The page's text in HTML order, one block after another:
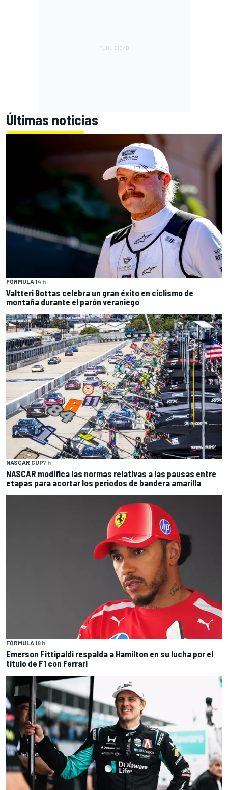
Últimas noticias
FÓRMULA 14 h
Valtteri Bottas celebra un gran éxito en ciclismo de
montaña durante el parón veraniego
NASCAR CUP7 h
NASCAR modifica las normas relativas a las pausas entre
etapas para acortar los periodos de bandera amarilla
FÓRMULA 18 h
Emerson Fittipaldi respalda a Hamilton en su lucha por el
título de F1 con Ferrari